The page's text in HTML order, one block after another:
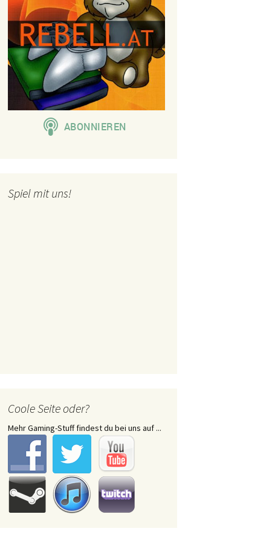
Spiel mit uns!
Coole Seite oder?
Mehr Gaming-Stuff findest du bei uns auf ...